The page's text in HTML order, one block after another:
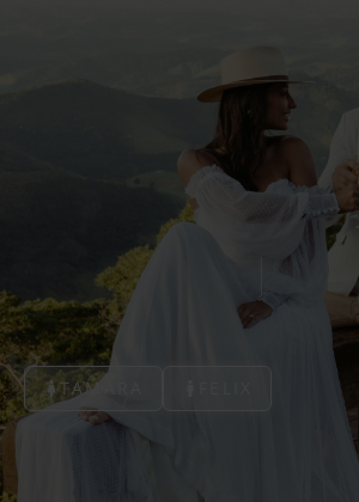
Escríbenos si tienes
TAMARA